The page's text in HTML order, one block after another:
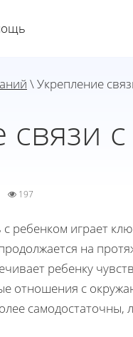
\ Укрепление
197
ребенком играет
на
ребенку
отношения с
самодостаточны,